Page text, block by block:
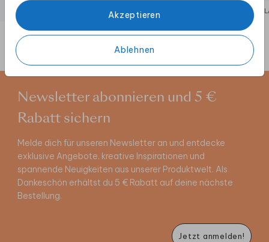
Akzeptieren
Ablehnen
Newsletter abonnieren und 5 €
Rabatt sichern
Melde dich für unseren Newsletter an und entdecke
exklusive Angebote, kreative Inspirationen und
spannende Neuigkeiten aus unserer Produktwelt. Als
Dankeschön erhältst du 5 € Rabatt auf deine nächste
Bestellung.
Jetzt anmelden!